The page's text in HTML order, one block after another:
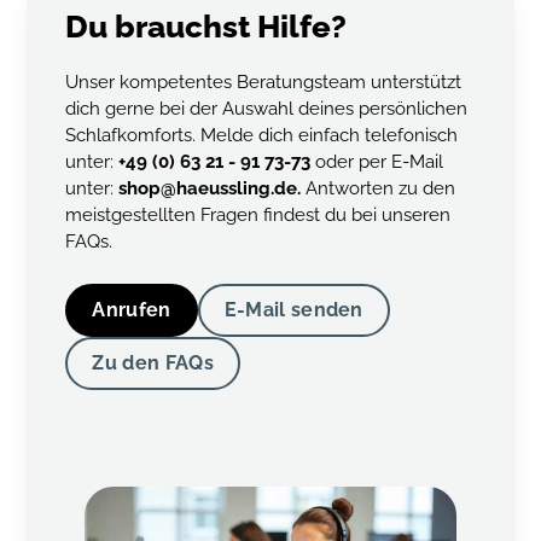
Du brauchst Hilfe?
Unser kompetentes Beratungsteam unterstützt
dich gerne bei der Auswahl deines persönlichen
Schlafkomforts. Melde dich einfach telefonisch
unter:+49 (0) 63 21 - 91 73-73 oder per E-Mail
unter:shop@haeussling.de.Antworten zu den
meistgestellten Fragen findest du bei unseren
FAQs.
Anrufen E-Mail senden
Zu den FAQs